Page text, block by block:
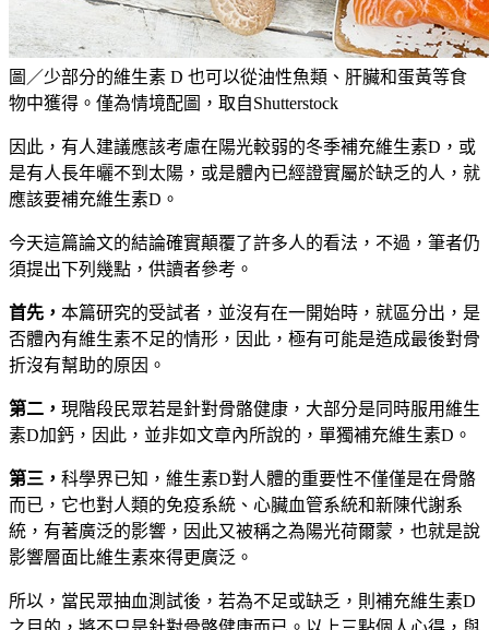
圖／少部分的維生素 D 也可以從油性魚類、肝臟和蛋黃等食
物中獲得。僅為情境配圖，取自Shutterstock
因此，有人建議應該考慮在陽光較弱的冬季補充維生素D ，或
是有人長年曬不到太陽，或是體內已經證實屬於缺乏的人 ， 就
應該要補充維生素D。
今天這篇論文的結論確實顛覆了許多人的看法，不過，筆者仍
須提出下列幾點，供讀者參考。
首先， 本篇研究的受試者，並沒有在一開始時，就區分出，是
否體內有維生素不足的情形，因此，極有可能是造成最後對骨
折沒有幫助的原因 。
第二， 現階段民眾若是針對骨骼健康，大部分是同時服用維生
素D加鈣，因此，並非如文章內所說的，單獨補充維生素D。
第三， 科學界已知，維生素D對人體的重要性不僅僅是在骨骼
而已，它也對人類的免疫系統、心臟血管系統和新陳代謝系
統，有著廣泛的影響，因此又被稱之為陽光荷爾蒙，也就是說
影響層面比維生素來得更廣泛。
所以，當民眾抽血測試後，若為不足或缺乏，則補充維生素D